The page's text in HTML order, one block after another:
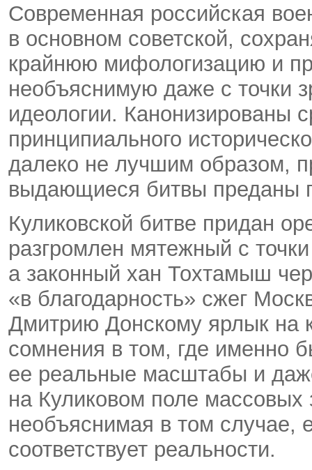
Современная российская
в основном советской,
крайнюю мифологизацию и
необъяснимую даже с точки
идеологии. Канонизированы
принципиального
далеко не лучшим образом,
выдающиеся битвы преданы
Куликовской битве придан
разгромлен мятежный с
а законный хан Тохтамыш
«в благодарность» сжег
Дмитрию Донскому ярлык на
сомнения в том, где именно
ее реальные масштабы и
на Куликовом поле
необъяснимая в том случае,
соответствует реальности.